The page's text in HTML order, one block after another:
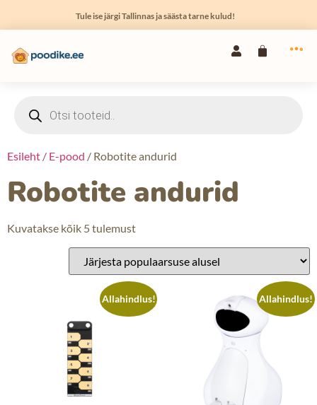
Tule ise järgi Tallinnas ja säästa tarne kulud!
Esileht / E-pood / Robotite andurid
Robotite andurid
Kuvatakse kõik 5 tulemust
Allahindlus! Allahindlus!